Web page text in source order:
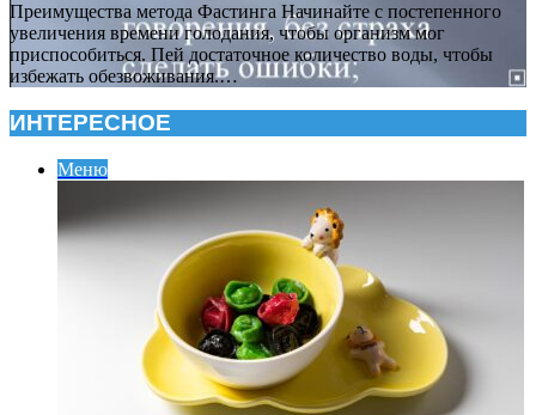
Преимущества метода Фастинга Начинайте с постепенного
увеличения времени голодания, чтобы организм мог
приспособиться. Пей достаточное количество воды, чтобы
избежать обезвоживания.…
ИНТЕРЕСНОЕ
Меню